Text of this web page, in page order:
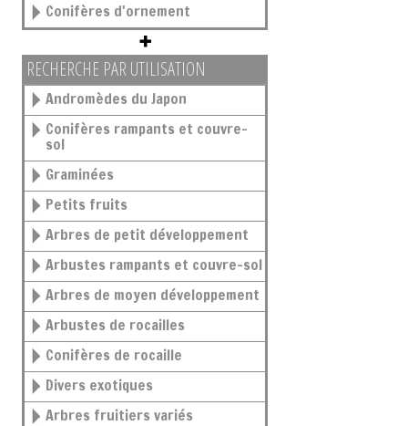
Conifères d'ornement
RECHERCHE PAR UTILISATION
Andromèdes du Japon
Conifères rampants et couvre-
sol
Graminées
Petits fruits
Arbres de petit développement
Arbustes rampants et couvre-sol
Arbres de moyen développement
Arbustes de rocailles
Conifères de rocaille
Divers exotiques
Arbres fruitiers variés